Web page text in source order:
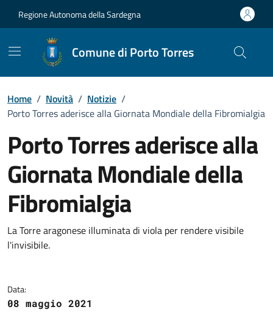
Regione Autonoma della Sardegna
Comune di Porto Torres
Home / Novità / Notizie /
Porto Torres aderisce alla Giornata Mondiale della Fibromialgia
Porto Torres aderisce alla
Giornata Mondiale della
Fibromialgia
Dettagli della notizia
La Torre aragonese illuminata di viola per rendere visibile
l'invisibile.
Data:
08 maggio 2021